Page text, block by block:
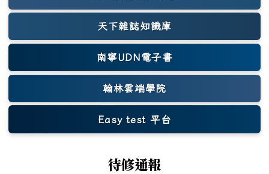
天下雜誌知識庫
(另開新視窗)
南寧UDN電子書
翰林雲端學院
Easy test 平台
(另開新視窗)
待修通報